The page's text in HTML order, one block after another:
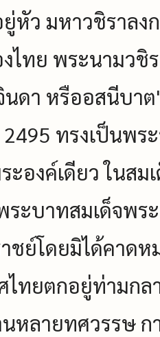
ยู่หัว มหาวชิราล
ไทย พระนามวชิ
นดา หรืออสนีบา
ทรงเป็นพร
ะองค์เดียว ในสม
ระบาทสมเด็จพ
ชย์โดยมิได้คาด
ไทยตกอยู่ท่ามกล
หลายทศวรรษ